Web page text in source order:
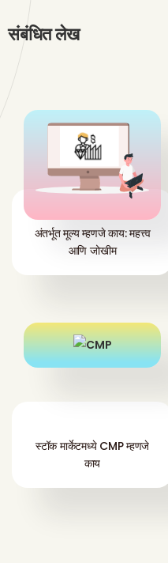
संबंधित लेख
अंतर्भूत मूल्य म्हणजे काय: महत्त्व
आणि जोखीम
स्टॉक मार्केटमध्ये CMP म्हणजे
काय